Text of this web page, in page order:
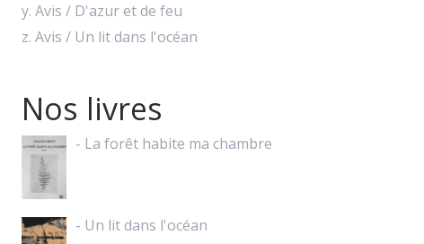
y. Avis / D'azur et de feu
z. Avis / Un lit dans l'océan
Nos livres
- La forêt habite ma chambre
- Un lit dans l'océan